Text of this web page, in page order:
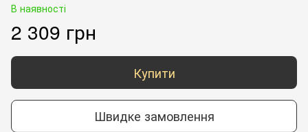
В наявності
2 309 грн
Купити
Швидке замовлення